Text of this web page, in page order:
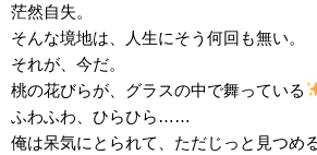
茫然自失。
そんな境地は、人生にそう何回も無い。
それが、今だ。
桃の花びらが、グラスの中で舞っている
ふわふわ、ひらひら……
俺は呆気にとられて、ただじっと見つめ